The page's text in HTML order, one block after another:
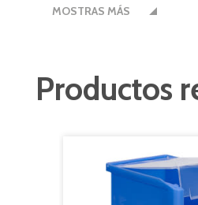
Medidas de la base L x A
MOSTRAS MÁS
Productos